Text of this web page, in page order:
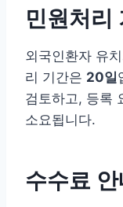
민원처리
외국인환자 유
리 기간은 20일
검토하고, 등록
소요됩니다.
수수료 안